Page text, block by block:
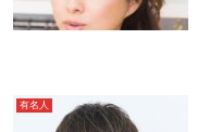
有名人